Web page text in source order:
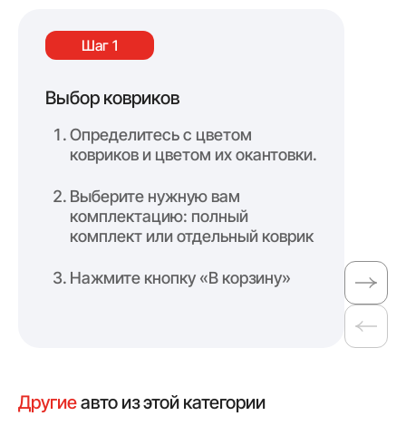
Шаг 1
Выбор ковриков
Определитесь с цветом
ковриков и цветом их окантовки.
Выберите нужную вам
комплектацию: полный
комплект или отдельный коврик
Нажмите кнопку «В корзину»
Другиеавто из этой категории